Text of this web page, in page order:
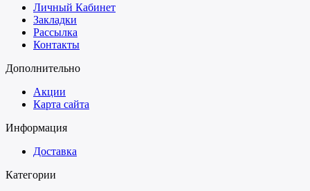
Личный Кабинет
Закладки
Рассылка
Контакты
Дополнительно
Акции
Карта сайта
Информация
Доставка
Категории